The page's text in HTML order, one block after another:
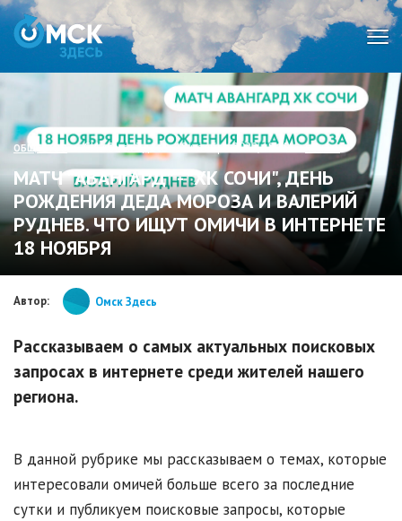
ОБЩЕСТВО• СИ «Омск Здесь» 18 ноября 2022, 18:15 •печать
МАТЧ "АВАНГАРД" - "ХК СОЧИ", ДЕНЬ
РОЖДЕНИЯ ДЕДА МОРОЗА И ВАЛЕРИЙ
РУДНЕВ. ЧТО ИЩУТ ОМИЧИ В ИНТЕРНЕТЕ
18 НОЯБРЯ
Автор: Омск Здесь
Рассказываем о самых актуальных поисковых
запросах в интернете среди жителей нашего
региона.
В данной рубрике мы рассказываем о темах, которые
интересовали омичей больше всего за последние
сутки и публикуем поисковые запросы, которые